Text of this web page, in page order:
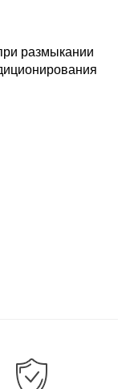
размыкании